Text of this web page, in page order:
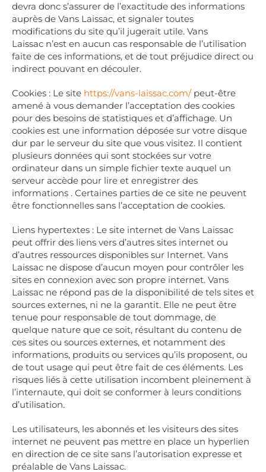
devra donc s’assurer de l’exactitude des informations
auprès de Vans Laissac, et signaler toutes
modifications du site qu’il jugerait utile. Vans
Laissac n’est en aucun cas responsable de l’utilisation
faite de ces informations, et de tout préjudice direct ou
indirect pouvant en découler.
Cookies : Le site https://vans-laissac.com/peut-être
amené à vous demander l’acceptation des cookies
pour des besoins de statistiques et d’affichage. Un
cookies est une information déposée sur votre disque
dur par le serveur du site que vous visitez. Il contient
plusieurs données qui sont stockées sur votre
ordinateur dans un simple fichier texte auquel un
serveur accède pour lire et enregistrer des
informations . Certaines parties de ce site ne peuvent
être fonctionnelles sans l’acceptation de cookies.
Liens hypertextes : Le site internet de Vans Laissac
peut offrir des liens vers d’autres sites internet ou
d’autres ressources disponibles sur Internet. Vans
Laissac ne dispose d’aucun moyen pour contrôler les
sites en connexion avec son propre internet. Vans
Laissac ne répond pas de la disponibilité de tels sites et
sources externes, ni ne la garantit. Elle ne peut être
tenue pour responsable de tout dommage, de
quelque nature que ce soit, résultant du contenu de
ces sites ou sources externes, et notamment des
informations, produits ou services qu’ils proposent, ou
de tout usage qui peut être fait de ces éléments. Les
risques liés à cette utilisation incombent pleinement à
l’internaute, qui doit se conformer à leurs conditions
d’utilisation.
Les utilisateurs, les abonnés et les visiteurs des sites
internet ne peuvent pas mettre en place un hyperlien
en direction de ce site sans l’autorisation expresse et
préalable de Vans Laissac.